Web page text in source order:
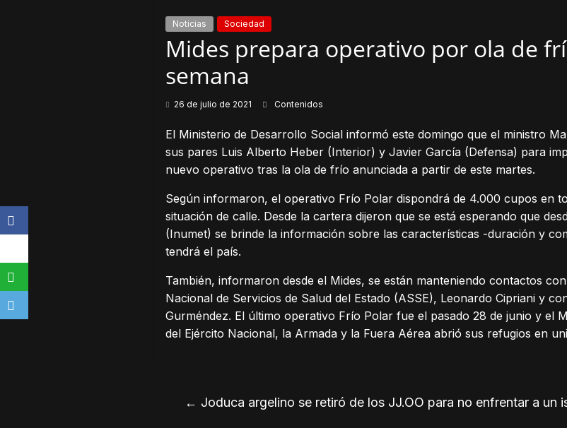
Noticias Sociedad
Mides prepara operativo por ola de
semana
26 de julio de 2021 Contenidos
El Ministerio de Desarrollo Social informó este domingo que el ministro
sus pares Luis Alberto Heber (Interior) y Javier García (Defensa) para
nuevo operativo tras la ola de frío anunciada a partir de este martes.
Según informaron, el operativo Frío Polar dispondrá de 4.000 cupos en
situación de calle. Desde la cartera dijeron que se está esperando que
(Inumet) se brinde la información sobre las características -duración y
tendrá el país.
También, informaron desde el Mides, se están manteniendo contactos
Nacional de Servicios de Salud del Estado (ASSE), Leonardo Cipriani y
Gurméndez. El último operativo Frío Polar fue el pasado 28 de junio y el
del Ejército Nacional, la Armada y la Fuera Aérea abrió sus refugios en
← Joduca argelino se retiró de los JJ.OO para no enfrentar a un